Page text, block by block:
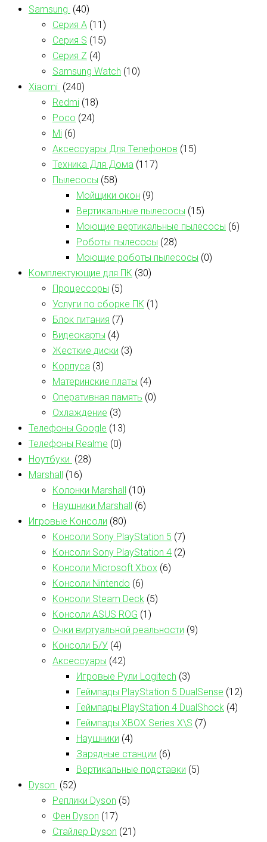
Samsung (40)
Серия А (11)
Серия S (15)
Серия Z (4)
Samsung Watch (10)
Xiaomi (240)
Redmi (18)
Poco (24)
Mi (6)
Аксессуары Для Телефонов (15)
Техника Для Дома (117)
Пылесосы (58)
Мойщики окон (9)
Вертикальные пылесосы (15)
Моющие вертикальные пылесосы (6)
Роботы пылесосы (28)
Моющие роботы пылесосы (0)
Комплектующие для ПК (30)
Процессоры (5)
Услуги по сборке ПК (1)
Блок питания (7)
Видеокарты (4)
Жесткие диски (3)
Корпуса (3)
Материнские платы (4)
Оперативная память (0)
Охлаждение (3)
Телефоны Google (13)
Телефоны Realme (0)
Ноутбуки (28)
Marshall (16)
Колонки Marshall (10)
Наушники Marshall (6)
Игровые Консоли (80)
Консоли Sony PlayStation 5 (7)
Консоли Sony PlayStation 4 (2)
Консоли Microsoft Xbox (6)
Консоли Nintendo (6)
Консоли Steam Deck (5)
Консоли ASUS ROG (1)
Очки виртуальной реальности (9)
Консоли Б/У (4)
Аксессуары (42)
Игровые Рули Logitech (3)
Геймпады PlayStation 5 DualSense (12)
Геймпады PlayStation 4 DualShock (4)
Геймпады XBOX Series X\S (7)
Наушники (4)
Зарядные станции (6)
Вертикальные подставки (5)
Dyson (52)
Реплики Dyson (5)
Фен Dyson (17)
Стайлер Dyson (21)